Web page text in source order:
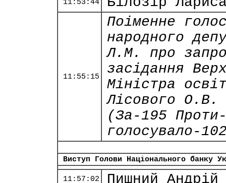
11:53:44
11:55:15
Поіменне
народного
Л.М. про
засідання
Міністра
Лісового О.В.
(За-195
голосувало-
Виступ Голови Національного банку
11:57:02 Пишний Андрій